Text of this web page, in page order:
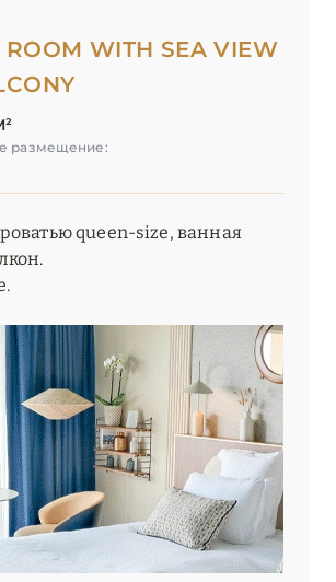
ROOM WITH SEA VIEW
размещение:
queen-size, ванная